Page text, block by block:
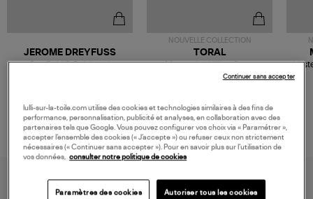
JEROME DREYFUSS
Sac Bobi S Cuir Lamé
NOUVELLE COLLECTION
189,00 €
TORAL
Mocassins Killian Sport
Mousse
lulli-sur-la-toile.com utilise des cookies et technologies similaires à des fins de
performance, personnalisation, publicité et analyses, en collaboration avec des
partenaires tels que Google. Vous pouvez configurer vos choix via « Paramétrer »,
accepter l’ensemble des cookies (« J’accepte ») ou refuser ceux non strictement
nécessaires (« Continuer sans accepter »). Pour en savoir plus sur l’utilisation de
vos données, consulter notre politique de cookies
Paramètres des cookies Autoriser tous les cookies
Continuer sans accepter